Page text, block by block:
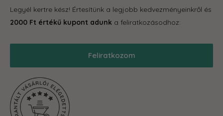
Grill
Balkonkertészet
Téli termékek
Fit-out cégeknek
Gardino Hűségprogram
Reklamáció, garancia
Adatkezelési Tájékoztató
Visszaküldés és elállás
Legyél kertre kész! Értesítünk a legjobb kedvezményeinkről és
2000 Ft értékű kupont adunk a feliratkozásodhoz:
Feliratkozom